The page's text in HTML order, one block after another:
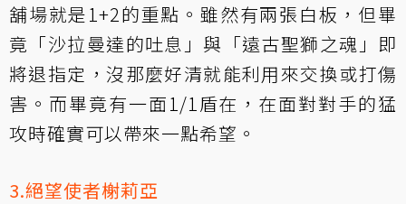
舖場就是1+2的重點。雖然有兩張白板，但畢
竟「沙拉曼達的吐息 」與「遠古聖獅之魂 」即
將退指定，沒那麼好清就能利用來交換或打傷
害。而畢竟有一面1/1盾在，在面對對手的猛
攻時確實可以帶來一點希望。
3.絕望使者榭莉亞